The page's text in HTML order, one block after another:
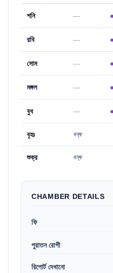
শনি —
রবি —
সোম —
মঙ্গল —
বুধ —
বৃহঃ বন্ধ
শুক্র বন্ধ
CHAMBER DETAILS
ফি
পুরাতন রোগী
রিপোর্ট দেখানো